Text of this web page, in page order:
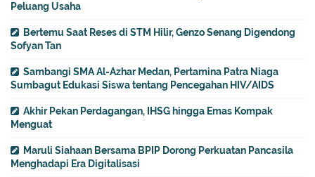
Peluang Usaha
Bertemu Saat Reses di STM Hilir, Genzo Senang Digendong
Sofyan Tan
Sambangi SMA Al-Azhar Medan, Pertamina Patra Niaga
Sumbagut Edukasi Siswa tentang Pencegahan HIV/AIDS
Akhir Pekan Perdagangan, IHSG hingga Emas Kompak
Menguat
Maruli Siahaan Bersama BPIP Dorong Perkuatan Pancasila
Menghadapi Era Digitalisasi